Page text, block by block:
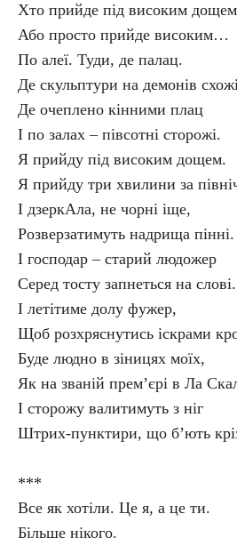
Хто прийде під високим дощем
Або просто прийде високим…
По алеї. Туди, де палац.
Де скульптури на демонів
Де очеплено кінними плац
І по залах – півсотні сторожі.
Я прийду під високим дощем.
Я прийду три хвилини за
І дзеркАла, не чорні іще,
Розверзатимуть надрища пінні.
І господар – старий людожер
Серед тосту запнеться на слові.
І летітиме долу фужер,
Щоб розхряснутись іскрами
Буде людно в зіницях моїх,
Як на званій прем’єрі в Ла
І сторожу валитимуть з ніг
Штрих-пунктири, що б’ють
***
Все як хотіли. Це я, а це ти.
Більше нікого.